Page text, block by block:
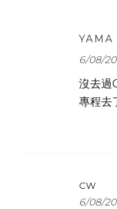
YAMA
6/08/
沒去過
專程去
CW
6/08/